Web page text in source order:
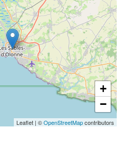
+
−
Leaflet | ©OpenStreetMapcontributors